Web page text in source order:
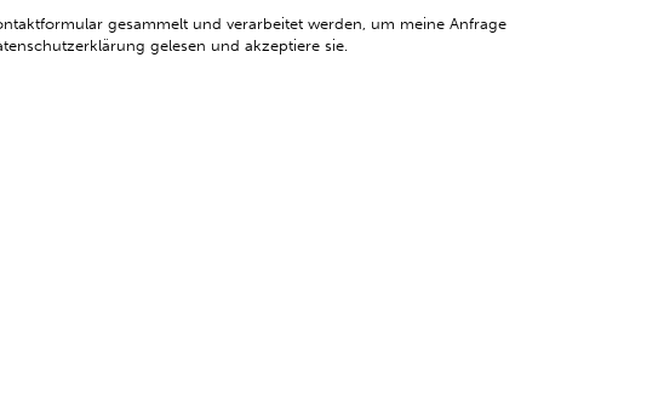
gesammelt und verarbeitet werden, um meine Anfrage
gelesen und akzeptiere sie.